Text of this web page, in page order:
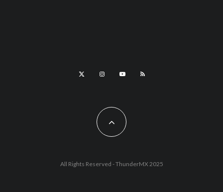
All Rights Reserved - ThunderMX 2025